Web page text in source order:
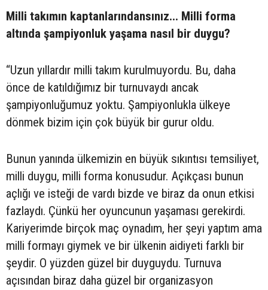
Milli takımın kaptanlarındansınız... Milli forma
altında şampiyonluk yaşama nasıl bir duygu?
“Uzun yıllardır milli takım kurulmuyordu. Bu, daha
önce de katıldığımız bir turnuvaydı ancak
şampiyonluğumuz yoktu. Şampiyonlukla ülkeye
dönmek bizim için çok büyük bir gurur oldu.
Bunun yanında ülkemizin en büyük sıkıntısı temsiliyet,
milli duygu, milli forma konusudur. Açıkçası bunun
açlığı ve isteği de vardı bizde ve biraz da onun etkisi
fazlaydı. Çünkü her oyuncunun yaşaması gerekirdi.
Kariyerimde birçok maç oynadım, her şeyi yaptım ama
milli formayı giymek ve bir ülkenin aidiyeti farklı bir
şeydir. O yüzden güzel bir duyguydu. Turnuva
açısından biraz daha güzel bir organizasyon